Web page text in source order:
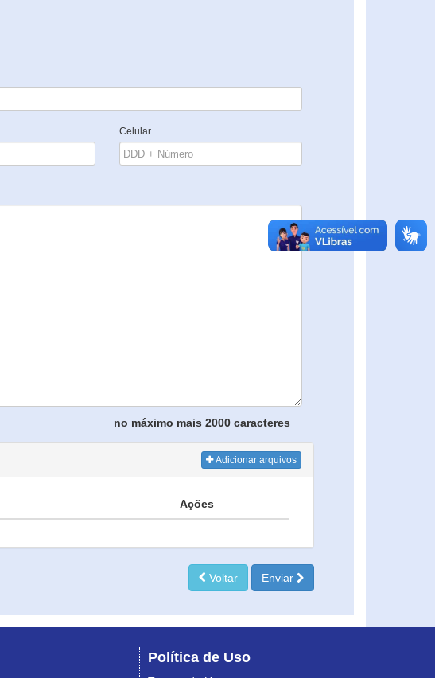
Celular
no máximo mais 2000 caracteres
Adicionar arquivos
Ações
Voltar Enviar
Política de Uso